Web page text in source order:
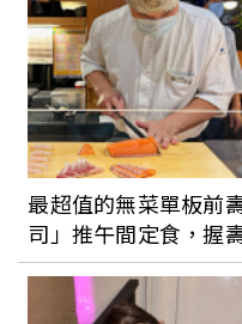
假日悠閒
探索隱身
最超值的無菜單板前
司」推午間定食，握
能品嚐